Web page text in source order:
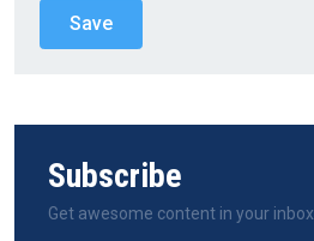
Subscribe
Get awesome content in your inbox.